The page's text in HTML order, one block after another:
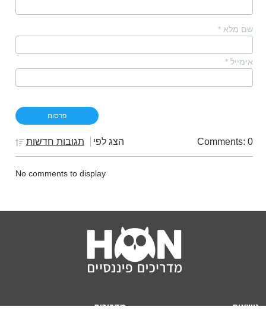
שם מלא *
אימייל *
Comments: 0 הצג לפי תגובות חדשות
No comments to display
נושאים
מדריכים